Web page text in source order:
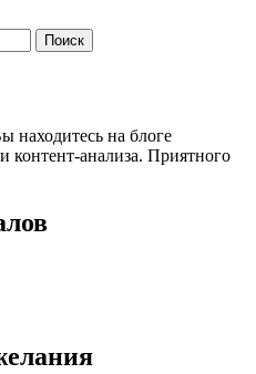
на блоге
контент-анализа. Приятного